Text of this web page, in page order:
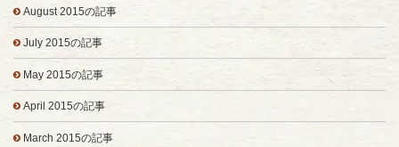
August 2015の記事
July 2015の記事
May 2015の記事
April 2015の記事
March 2015の記事